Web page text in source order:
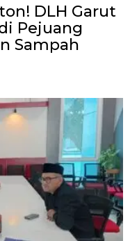
DLH Garut
Pejuang
Sampah